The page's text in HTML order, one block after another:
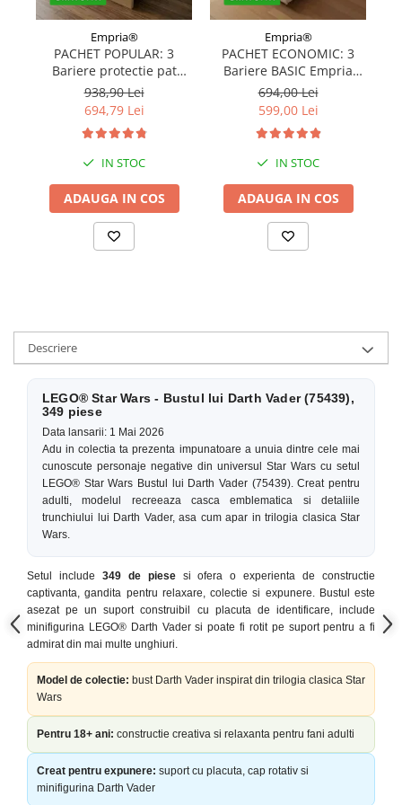
Empria®
PACHET POPULAR: 3
Bariere protectie pat
copii, SELECT, 160x200
cm
938,90 Lei
694,79 Lei
IN STOC
ADAUGA IN COS
Empria®
PACHET ECONOMIC: 3
Bariere BASIC Empria
protectie pat 160X200 cm
+ bara stabilizatoare
694,00 Lei
599,00 Lei
IN STOC
ADAUGA IN COS
Descriere
LEGO® Star Wars - Bustul lui Darth Vader (75439),
349 piese
Data lansarii: 1 Mai 2026
Adu in colectia ta prezenta impunatoare a unuia dintre cele mai
cunoscute personaje negative din universul Star Wars cu setul
LEGO® Star Wars Bustul lui Darth Vader (75439). Creat pentru
adulti, modelul recreeaza casca emblematica si detaliile
trunchiului lui Darth Vader, asa cum apar in trilogia clasica Star
Wars.
Setul include 349 de piesesi ofera o experienta de constructie
captivanta, gandita pentru relaxare, colectie si expunere. Bustul este
asezat pe un suport construibil cu placuta de identificare, include
minifigurina LEGO® Darth Vader si poate fi rotit pe suport pentru a fi
admirat din mai multe unghiuri.
Model de colectie: bust Darth Vader inspirat din trilogia clasica Star
Wars
Pentru 18+ ani: constructie creativa si relaxanta pentru fani adulti
Creat pentru expunere: suport cu placuta, cap rotativ si
minifigurina Darth Vader